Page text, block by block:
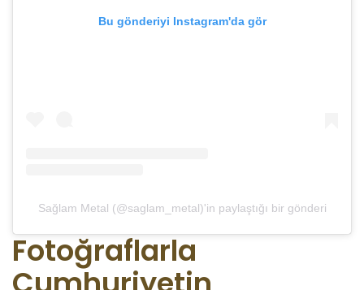
Bu gönderiyi Instagram'da gör
Sağlam Metal (@saglam_metal)'in paylaştığı bir gönderi
Fotoğraflarla